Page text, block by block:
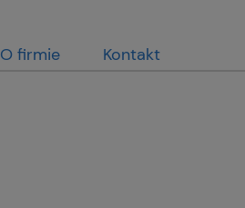
O firmie Kontakt